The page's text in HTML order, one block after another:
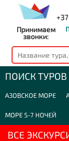
Принимаем
звонки:
ПОИСК ТУРОВ
АЗОВСКОЕ МОРЕ
МОРЕ 5-7 НОЧЕЙ
ВСЕ